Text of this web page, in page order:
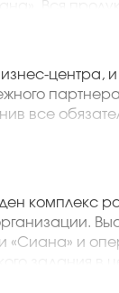
со
центра,
все
комплекс
«Сиана» и